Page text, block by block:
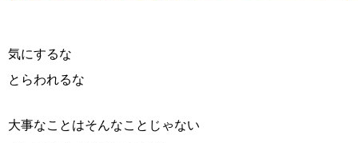
気にするな
とらわれるな
大事なことはそんなことじゃない